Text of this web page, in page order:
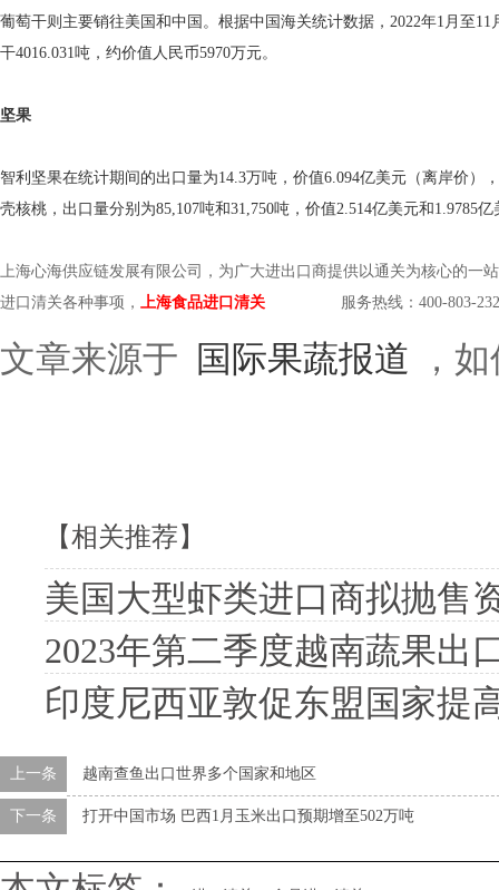
葡萄干则主要销往美国和中国。根据中国海关统计数据，2022年1月至
干4016.031吨，约价值人民币5970万元。
坚果
智利坚果在统计期间的出口量为14.3万吨，价值6.094亿美元（离岸价
壳核桃，出口量分别为85,107吨和31,750吨，价值2.514亿美元和1.9785
上海心海供应链发展有限公司，为广大进出口商提供以通关为核心的一
进口清关各种事项， 上海食品进口清关 服务热线：400-803-
文章来源于 国际果蔬报道 ，
【相关推荐】
美国大型虾类进口商拟抛售资产
2023年第二季度越南蔬果出
印度尼西亚敦促东盟国家提
上一条 越南查鱼出口世界多个国家和地区
下一条 打开中国市场 巴西1月玉米出口预期增至502万吨